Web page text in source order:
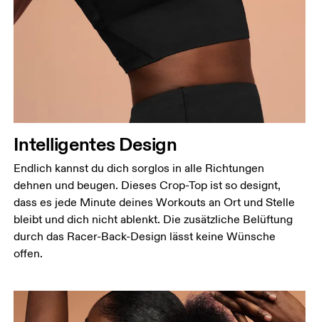
Intelligentes Design
Endlich kannst du dich sorglos in alle Richtungen
dehnen und beugen. Dieses Crop-Top ist so designt,
dass es jede Minute deines Workouts an Ort und Stelle
bleibt und dich nicht ablenkt. Die zusätzliche Belüftung
durch das Racer-Back-Design lässt keine Wünsche
offen.